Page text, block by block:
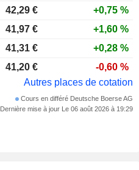
42,29 €
+0,75 %
41,97 €
+1,60 %
41,31 €
+0,28 %
41,20 €
-0,60 %
Autres places de cotation
Cours en différé Deutsche Boerse AG
Dernière mise à jour Le 06 août 2026 à 19:29